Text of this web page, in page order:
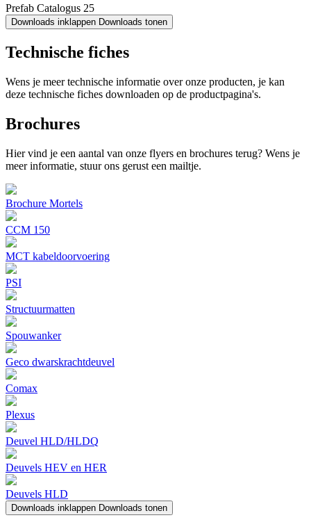
Prefab Catalogus 25
Downloads inklappen Downloads tonen
Technische fiches
Wens je meer technische informatie over onze producten, je kan
deze technische fiches downloaden op de productpagina's.
Brochures
Hier vind je een aantal van onze flyers en brochures terug? Wens je
meer informatie, stuur ons gerust een mailtje.
Brochure Mortels
CCM 150
MCT kabeldoorvoering
PSI
Structuurmatten
Spouwanker
Geco dwarskrachtdeuvel
Comax
Plexus
Deuvel HLD/HLDQ
Deuvels HEV en HER
Deuvels HLD
Downloads inklappen Downloads tonen